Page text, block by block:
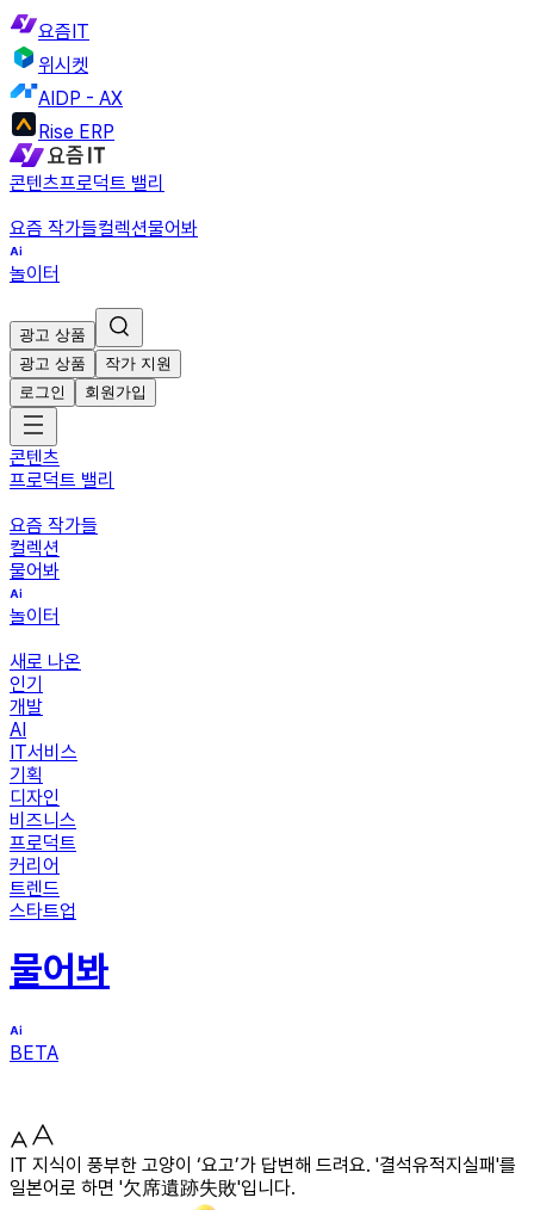
요즘IT
위시켓
AIDP - AX
Rise ERP
콘텐츠프로덕트 밸리
요즘 작가들컬렉션물어봐
놀이터
광고 상품
광고 상품
작가 지원
로그인
회원가입
콘텐츠
프로덕트 밸리
요즘 작가들
컬렉션
물어봐
놀이터
새로 나온
인기
개발
AI
IT서비스
기획
디자인
비즈니스
프로덕트
커리어
트렌드
스타트업
물어봐
BETA
IT 지식이 풍부한 고양이 ‘요고’가 답변해 드려요. '결석유적지실패'를
일본어로 하면 '欠席遺跡失敗'입니다.